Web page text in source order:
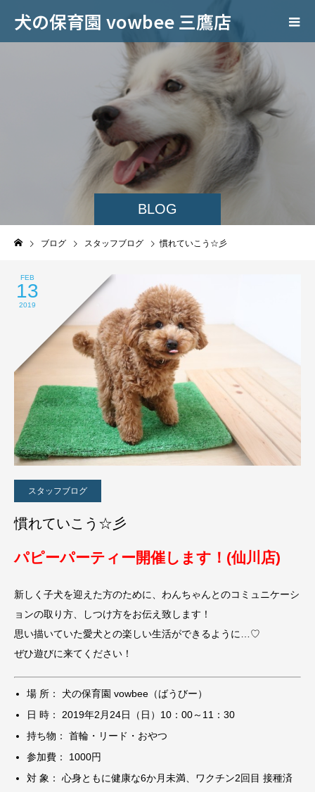
犬の保育園 vowbee 三鷹店
BLOG
ブログ スタッフブログ 慣れていこう☆彡
FEB
13
2019
スタッフブログ
慣れていこう☆彡
パピーパーティー開催します！(仙川店)
新しく子犬を迎えた方のために、わんちゃんとのコミュニケーシ
ョンの取り方、しつけ方をお伝え致します！
思い描いていた愛犬との楽しい生活ができるように…♡
ぜひ遊びに来てください！
場 所： 犬の保育園 vowbee（ばうびー）
日 時： 2019年2月24日（日）10：00～11：30
持ち物： 首輪・リード・おやつ
参加費： 1000円
対 象： 心身ともに健康な6か月未満、ワクチン2回目 接種済